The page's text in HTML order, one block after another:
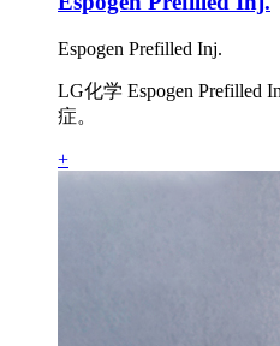
Espogen Prefilled Inj.
LG化学 Espogen Prefilled
症。
+